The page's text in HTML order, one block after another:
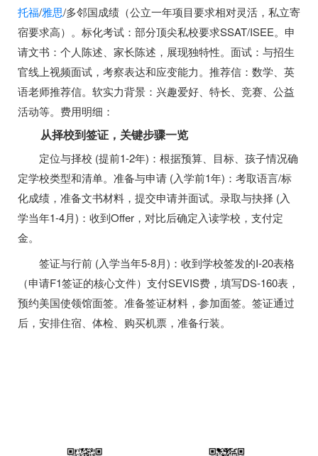
托福/雅思/多邻国成绩（公立一年项目要求相对灵活，私立寄
宿要求高）。标化考试：部分顶尖私校要求SSAT/ISEE。申
请文书：个人陈述、家长陈述，展现独特性。面试：与招生
官线上视频面试，考察表达和应变能力。推荐信：数学、英
语老师推荐信。软实力背景：兴趣爱好、特长、竞赛、公益
活动等。费用明细：
从择校到签证，关键步骤一览
定位与择校 (提前1-2年)：根据预算、目标、孩子情况确
定学校类型和清单。准备与申请 (入学前1年)：考取语言/标
化成绩，准备文书材料，提交申请并面试。录取与抉择 (入
学当年1-4月)：收到Offer，对比后确定入读学校，支付定
金。
签证与行前 (入学当年5-8月)：收到学校签发的I-20表格
（申请F1签证的核心文件）支付SEVIS费，填写DS-160表，
预约美国使领馆面签。准备签证材料，参加面签。签证通过
后，安排住宿、体检、购买机票，准备行装。